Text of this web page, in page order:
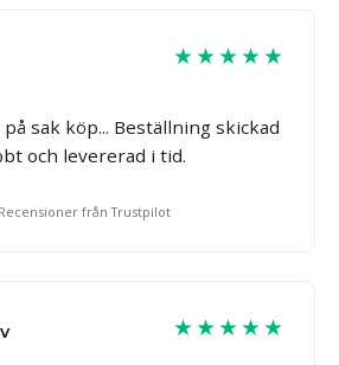
★★★★★
sak köp... Beställning skickad
och levererad i tid.
från Trustpilot
★★★★★